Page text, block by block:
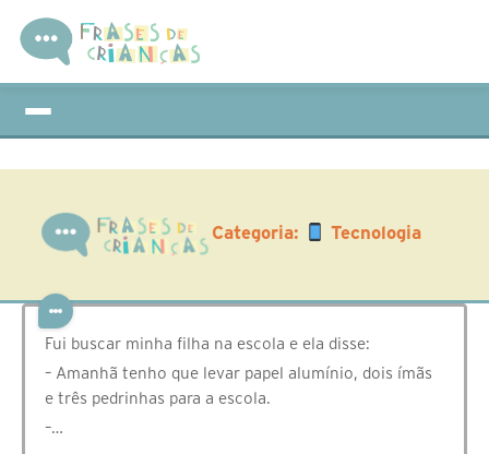
Categoria: Tecnologia
Fui buscar minha filha na escola e ela disse:
– Amanhã tenho que levar papel alumínio, dois ímãs
e três pedrinhas para a escola.
–…